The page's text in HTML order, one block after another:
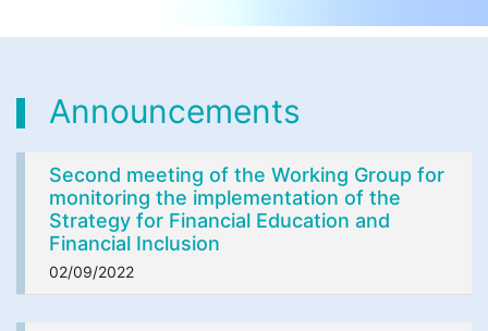
Announcements
Second meeting of the Working Group for
monitoring the implementation of the
Strategy for Financial Education and
Financial Inclusion
02/09/2022